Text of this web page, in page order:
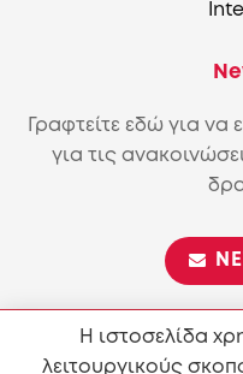
Γραφτείτε εδώ για
για τις
Επιτρέπεται η
Η ιστοσελίδα
λειτουργικούς